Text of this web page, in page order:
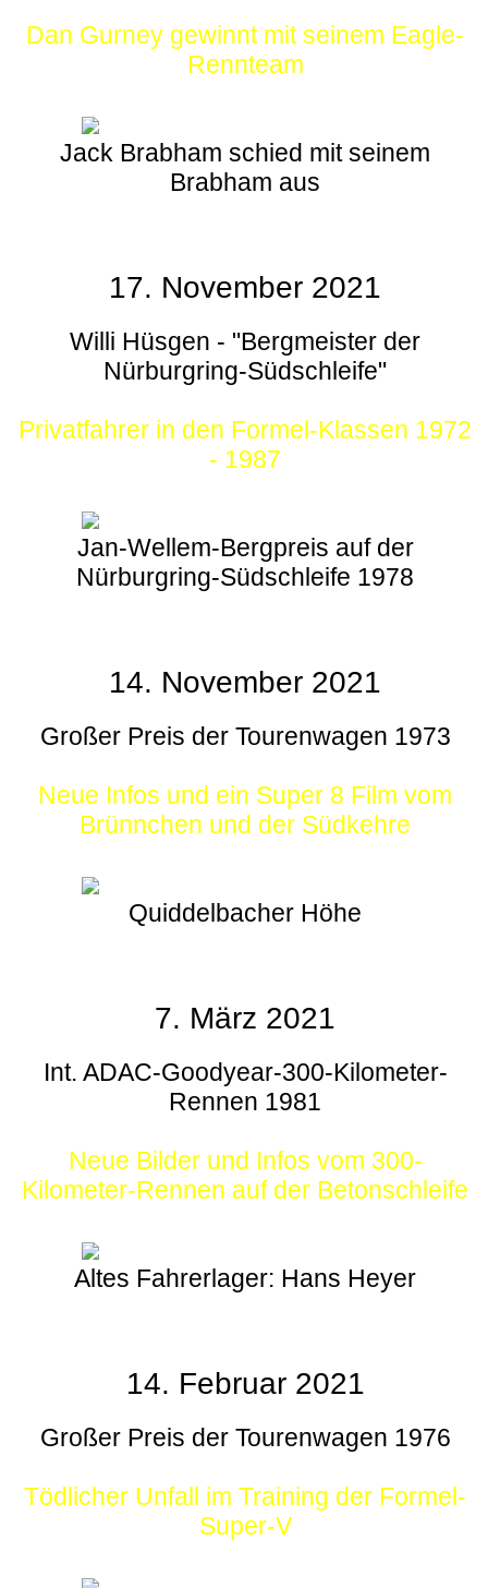
Dan Gurney gewinnt mit seinem Eagle-
Rennteam
Jack Brabham schied mit seinem
Brabham aus
17. November 2021
Willi Hüsgen - "Bergmeister der
Nürburgring-Südschleife"
Privatfahrer in den Formel-Klassen 1972
- 1987
Jan-Wellem-Bergpreis auf der
Nürburgring-Südschleife 1978
14. November 2021
Großer Preis der Tourenwagen 1973
Neue Infos und ein Super 8 Film vom
Brünnchen und der Südkehre
Quiddelbacher Höhe
7. März 2021
Int. ADAC-Goodyear-300-Kilometer-
Rennen 1981
Neue Bilder und Infos vom 300-
Kilometer-Rennen auf der Betonschleife
Altes Fahrerlager: Hans Heyer
14. Februar 2021
Großer Preis der Tourenwagen 1976
Tödlicher Unfall im Training der Formel-
Super-V